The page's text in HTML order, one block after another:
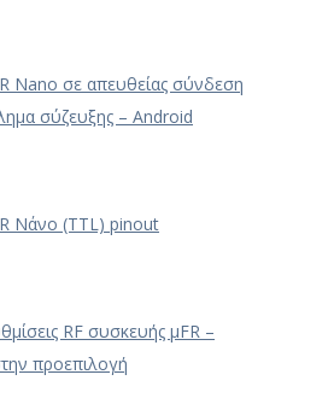
Nano σε απευθείας σύνδεση
σύζευξης – Android
Νάνο (TTL) pinout
RF συσκευής μFR –
προεπιλογή